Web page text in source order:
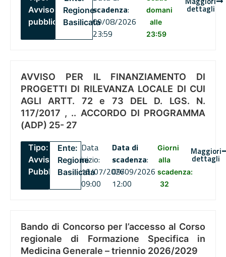
Avviso
pubblico
Regione
Basilicata
scadenza:
09/08/2026
23:59
domani
alle
23:59
dettagli
AVVISO PER IL FINANZIAMENTO DI
PROGETTI DI RILEVANZA LOCALE DI CUI
AGLI ARTT. 72 e 73 DEL D. LGS. N.
117/2017 , .. ACCORDO DI PROGRAMMA
(ADP) 25- 27
Tipo:
Avviso
Pubblico
Ente:
Regione
Basilicata
Data
inizio:
16/07/2026
09:00
Data di
scadenza:
09/09/2026
12:00
Giorni
alla
scadenza:
32
Maggiori
dettagli
Bando di Concorso per l’accesso al Corso
regionale di Formazione Specifica in
Medicina Generale – triennio 2026/2029